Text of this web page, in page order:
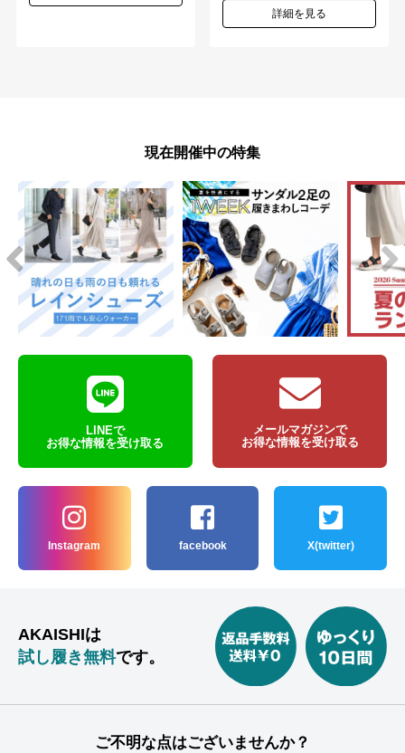
詳細を見る
現在開催中の特集
LINEで
お得な情報を受け取る
メールマガジンで
お得な情報を受け取る
Instagram facebook X(twitter)
AKAISHIは
試し履き無料です。
ご不明な点はございませんか？